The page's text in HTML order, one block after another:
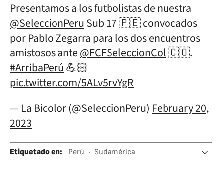
Presentamos a los futbolistas de nuestra
@SeleccionPeruSub 17 🇵🇪 convocados
por Pablo Zegarra para los dos encuentros
amistosos ante@FCFSeleccionCol🇨🇴.
#ArribaPerú💪🏻
pic.twitter.com/5ALv5rvYgR
— La Bicolor (@SeleccionPeru) February 20,
2023
Etiquetado en: Perú
Sudamérica